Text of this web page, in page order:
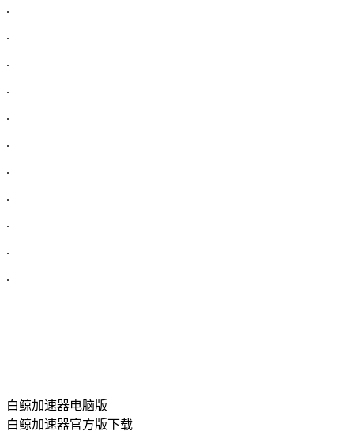
.
.
.
.
.
.
.
.
.
.
.
白鲸加速器电脑版
白鲸加速器官方版下载